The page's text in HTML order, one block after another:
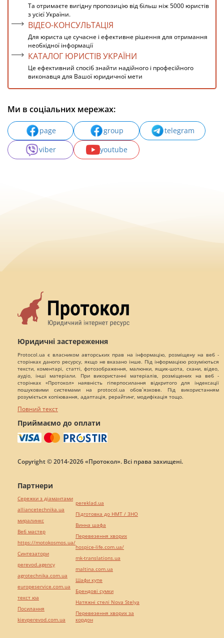
Та отримаєте вигідну пропозицію від більш ніж 5000 юристів
з усієї України.
ВІДЕО-КОНСУЛЬТАЦІЯ
Для юриста це сучасне і ефективне рішення для отримання
необхідної інформації
КАТАЛОГ ЮРИСТІВ УКРАЇНИ
Це ефективний спосіб знайти надійного і професійного
виконавця для Вашої юридичної мети
Ми в соціальних мережах:
page group
telegram
viber
youtube
Юридичні застереження
Protocol.ua є власником авторських прав на інформацію, розміщену на веб -
сторінках даного ресурсу, якщо не вказано інше. Під інформацією розуміються
тексти, коментарі, статті, фотозображення, малюнки, ящик-шота, скани, відео,
аудіо, інші матеріали. При використанні матеріалів, розміщених на веб -
сторінках «Протокол» наявність гіперпосилання відкритого для індексації
пошуковими системами на protocol.ua обов`язкове. Під використанням
розуміється копіювання, адаптація, рерайтинг, модифікація тощо.
Повний текст
Приймаємо до оплати
Copyright © 2014-2026 «Протокол». Всі права захищені.
Партнери
Сережки з діамантами
alliancetechnika.ua
миралинкс
Веб мастер
https://motokosmos.ua/
Синтезатори
perevod.agency
agrotechnika.com.ua
europeservice.com.ua
текст юа
Посилання
kievperevod.com.ua
pereklad.ua
Підготовка до НМТ / ЗНО
Винна шафа
Перевезення хворих
hospice-life.com.ua/
mk-translations.ua
maltina.com.ua
Шафи купе
Брендові сумки
Натяжні стелі Nova Stelya
Перевезення хворих за
кордон